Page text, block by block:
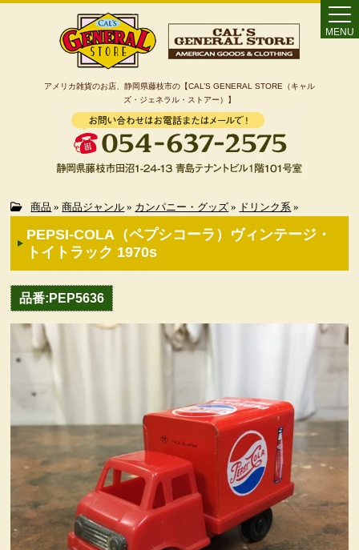
アメリカ雑貨のお店、静岡県藤枝市の【CAL’S GENERAL STORE（キャル
ズ・ジェネラル・ストアー）】
MENU
Home
特定商取引法に基づく表記
カテゴリー検索
ヴィンテージ・グッズ
LIFE誌 企業広告切り抜き
ファイヤーキング他
コカコーラ・グッズ
商品 » 商品ジャンル » カンパニー・グッズ » ドリンク系 »
PEPSI-COLA（ペプシコーラ）ヴィンテージ・
トイトラック 1970s
品番:PEP5636